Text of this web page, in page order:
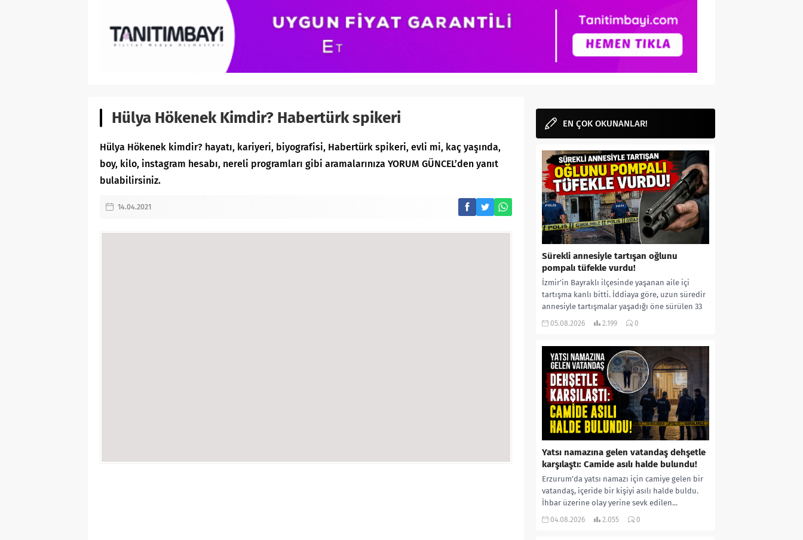
Hülya Hökenek Kimdir? Habertürk spikeri
Hülya Hökenek kimdir? hayatı, kariyeri, biyografisi, Habertürk spikeri, evli mi, kaç yaşında,
boy, kilo, instagram hesabı, nereli programları gibi aramalarınıza YORUM GÜNCEL’den yanıt
bulabilirsiniz.
14.04.2021
EN ÇOK OKUNANLAR!
Sürekli annesiyle tartışan oğlunu
pompalı tüfekle vurdu!
İzmir’in Bayraklı ilçesinde yaşanan aile içi
tartışma kanlı bitti. İddiaya göre, uzun süredir
annesiyle tartışmalar yaşadığı öne sürülen 33
yaşındaki...
05.08.2026 2.199 0
Yatsı namazına gelen vatandaş dehşetle
karşılaştı: Camide asılı halde bulundu!
Erzurum’da yatsı namazı için camiye gelen bir
vatandaş, içeride bir kişiyi asılı halde buldu.
İhbar üzerine olay yerine sevk edilen...
04.08.2026 2.055 0